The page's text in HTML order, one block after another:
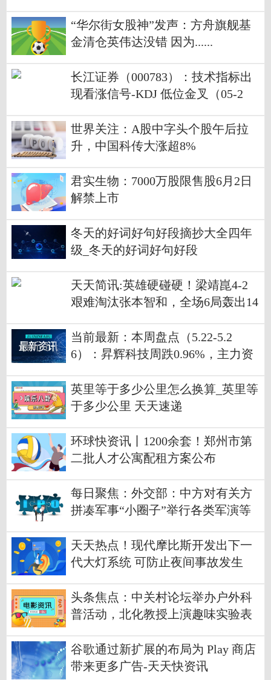
“华尔街女股神”发声：方舟旗舰基
金清仓英伟达没错 因为......
长江证券（000783）：技术指标出
现看涨信号-KDJ 低位金叉（05-2
世界关注：A股中字头个股午后拉
升，中国科传大涨超8%
君实生物：7000万股限售股6月2日
解禁上市
冬天的好词好句好段摘抄大全四年
级_冬天的好词好句好段
天天简讯:英雄硬碰硬！梁靖崑4-2
艰难淘汰张本智和，全场6局轰出14
当前最新：本周盘点（5.22-5.2
6）：昇辉科技周跌0.96%，主力资
英里等于多少公里怎么换算_英里等
于多少公里 天天速递
环球快资讯丨1200余套！郑州市第
二批人才公寓配租方案公布
每日聚焦：外交部：中方对有关方
拼凑军事“小圈子”举行各类军演等
天天热点！现代摩比斯开发出下一
代大灯系统 可防止夜间事故发生
头条焦点：中关村论坛举办户外科
普活动，北化教授上演趣味实验表
谷歌通过新扩展的布局为 Play 商店
带来更多广告-天天快资讯